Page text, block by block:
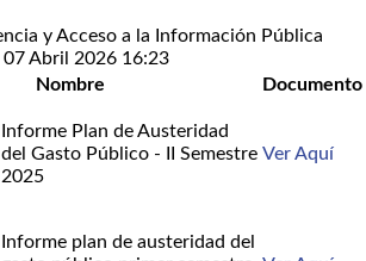
y Acceso a la Información Pública
07 Abril 2026 16:23
Nombre Documento
Informe Plan de Austeridad
del Gasto Público - II Semestre
2025
Ver Aquí
Informe plan de austeridad del